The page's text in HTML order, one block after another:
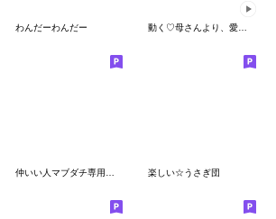
わんだーわんだー
仲いい人マブダチ専用三毛猫 楽しい☆うさぎ団